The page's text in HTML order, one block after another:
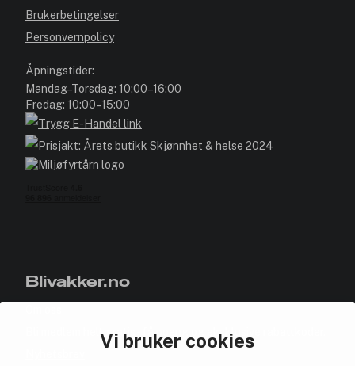
Vi bruker cookies
Brukerbetingelser
Personvernpolicy
Åpningstider:
Mandag–Torsdag: 10:00–16:00
Fredag: 10:00–15:00
Blivakker.no
Bli medlem helt gratis - få poeng og eksklusive rabattkoder.